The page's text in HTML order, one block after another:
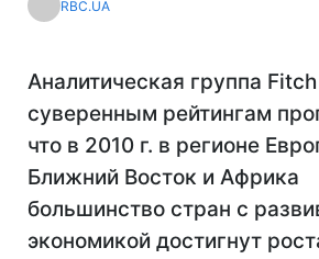
RBC.UA
Аналитическая группа
суверенным рейтингам
что в 2010 г. в регионе
Ближний Восток и Африка
большинство стран с
экономикой достигнут